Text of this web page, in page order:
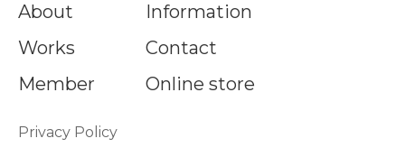
About
Works
Member
Information
Contact
Online store
Privacy Policy